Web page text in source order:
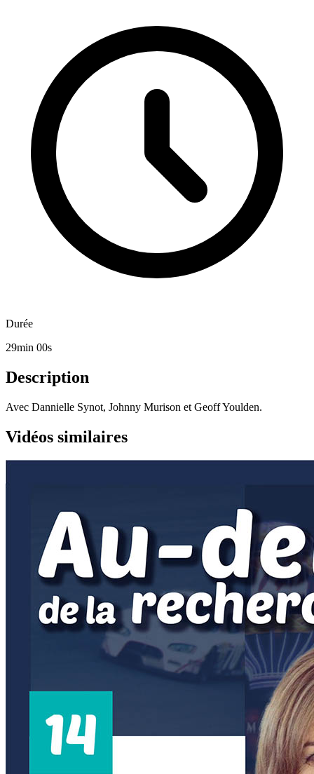
Durée
29min 00s
Description
Avec Dannielle Synot, Johnny Murison et Geoff Youlden.
Vidéos similaires